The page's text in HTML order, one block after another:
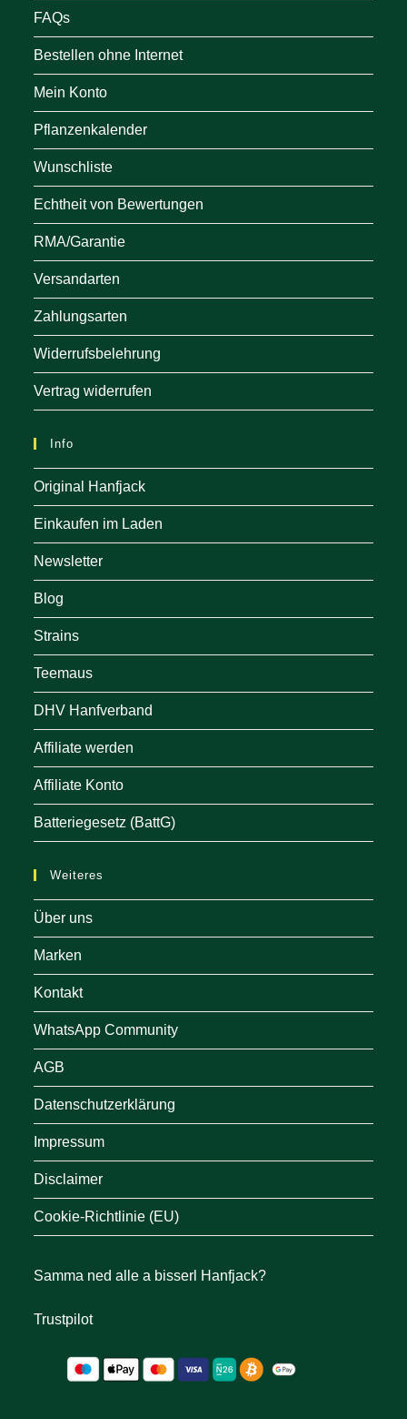
FAQs
Bestellen ohne Internet
Mein Konto
Pflanzenkalender
Wunschliste
Echtheit von Bewertungen
RMA/Garantie
Versandarten
Zahlungsarten
Widerrufsbelehrung
Vertrag widerrufen
Info
Original Hanfjack
Einkaufen im Laden
Newsletter
Blog
Strains
Teemaus
DHV Hanfverband
Affiliate werden
Affiliate Konto
Batteriegesetz (BattG)
Weiteres
Über uns
Marken
Kontakt
WhatsApp Community
AGB
Datenschutzerklärung
Impressum
Disclaimer
Cookie-Richtlinie (EU)
Samma ned alle a bisserl Hanfjack?
Trustpilot